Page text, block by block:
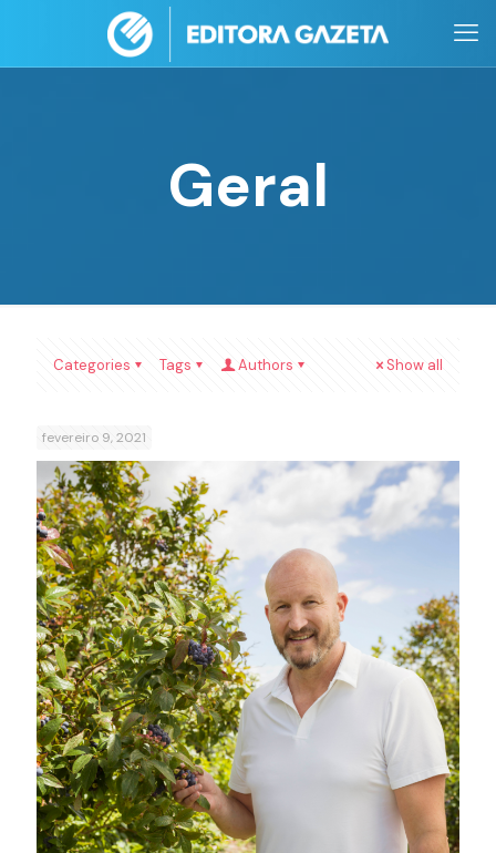
Geral
Categories Tags Authors Show all
fevereiro 9, 2021